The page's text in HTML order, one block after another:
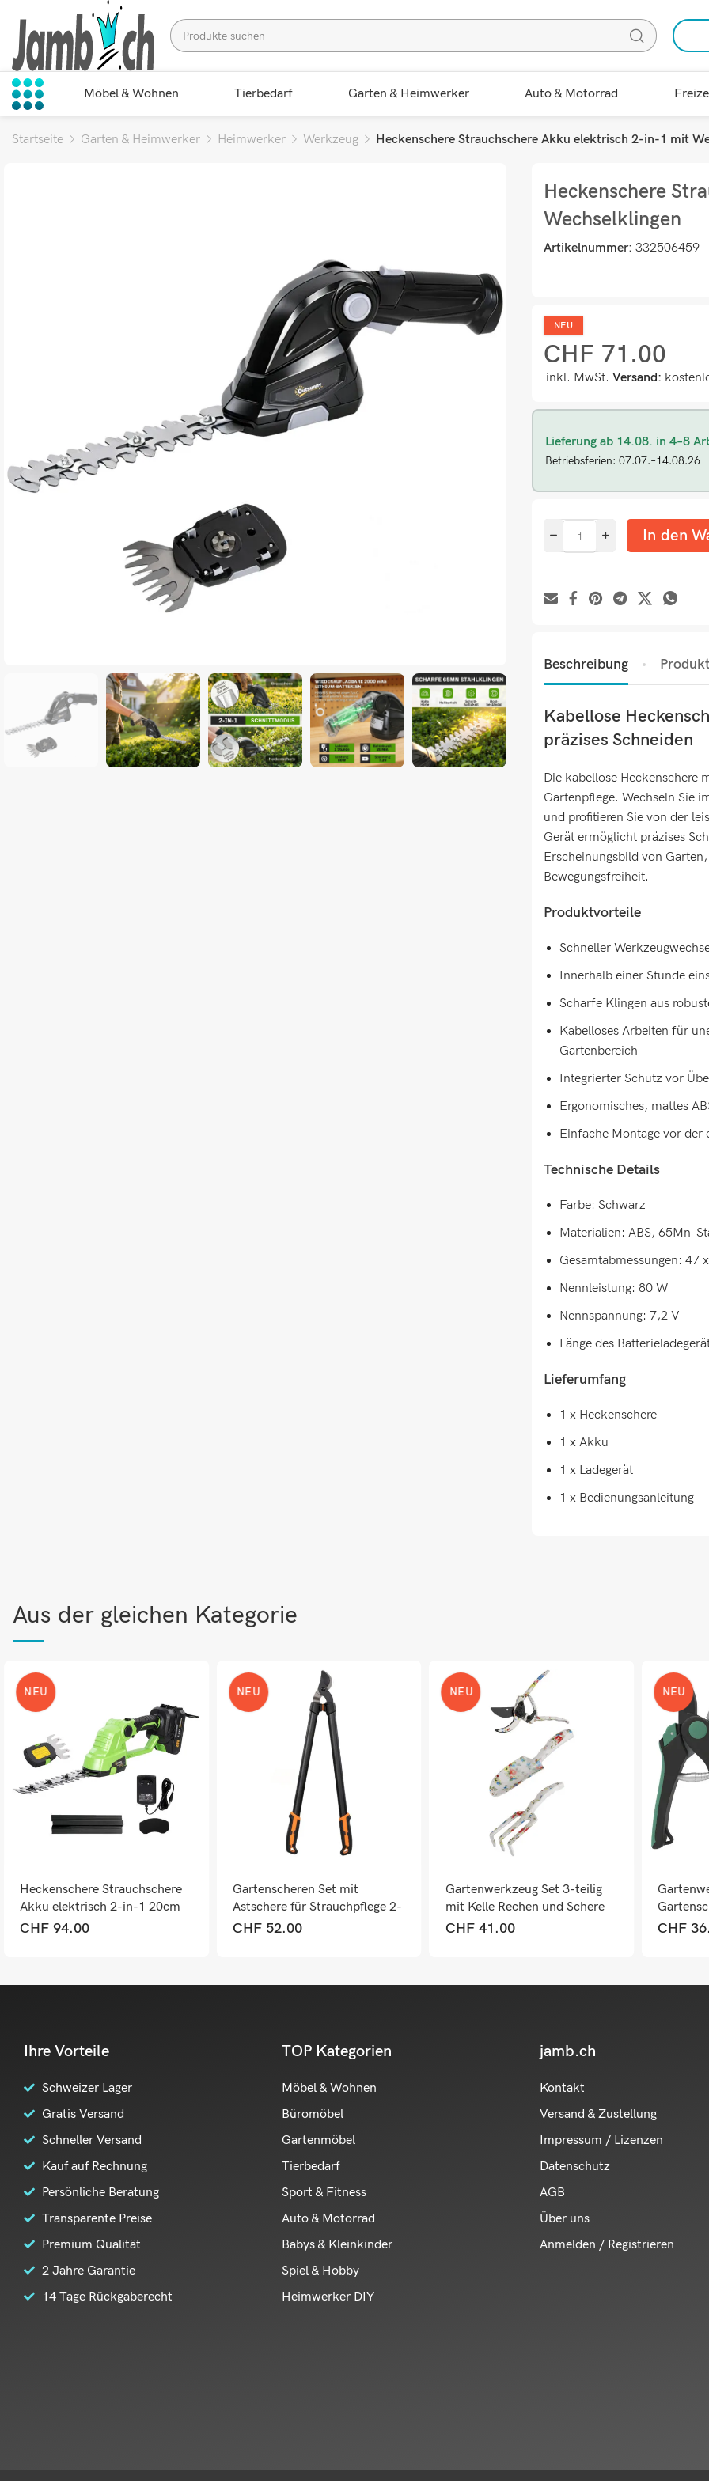
Möbel & Wohnen Tierbedarf Garten & Heimwerker Auto & Motorrad
Startseite Garten & Heimwerker Heimwerker Werkzeug Heckenschere Strauchschere Akku elektrisch 2-in-1 mit
Heckenschere
Wechselklingen
Artikelnummer: 332506459
NEU
CHF 71.00
inkl. MwSt. Versand:
Lieferung ab 14.08. in 4–8
Betriebsferien: 07.07.–14.08.26
In den
Beschreibung
Kabellose
präzises Schneiden
Die kabellose
Gartenpflege. Wechseln Sie
und profitieren Sie von der
Gerät ermöglicht präzises
Erscheinungsbild von
Bewegungsfreiheit.
Produktvorteile
Schneller
Innerhalb einer Stunde
Scharfe Klingen aus
Kabelloses Arbeiten für
Gartenbereich
Integrierter Schutz vor
Ergonomisches, mattes
Einfache Montage vor der
Technische Details
Farbe: Schwarz
Materialien: ABS, 65Mn-
Gesamtabmessungen: 47
Nennleistung: 80 W
Nennspannung: 7,2 V
Länge des
Lieferumfang
1 x Heckenschere
1 x Akku
1 x Ladegerät
1 x Bedienungsanleitung
Aus der gleichen Kategorie
NEU
Heckenschere Strauchschere
Akku elektrisch 2-in-1 20cm
CHF94.00
NEU
Gartenscheren Set mit
Astschere für Strauchpflege 2-
teilig
CHF52.00
NEU
Gartenwerkzeug Set 3-teilig
mit Kelle Rechen und Schere
Metall
CHF41.00
NEU
Metall
CHF
Ihre Vorteile
Schweizer Lager
Gratis Versand
Schneller Versand
Kauf auf Rechnung
Persönliche Beratung
Transparente Preise
Premium Qualität
2 Jahre Garantie
14 Tage Rückgaberecht
TOP Kategorien
Möbel & Wohnen
Büromöbel
Gartenmöbel
Tierbedarf
Sport & Fitness
Auto & Motorrad
Babys & Kleinkinder
Spiel & Hobby
Heimwerker DIY
jamb.ch
Kontakt
Versand & Zustellung
Impressum / Lizenzen
Datenschutz
AGB
Über uns
Anmelden / Registrieren